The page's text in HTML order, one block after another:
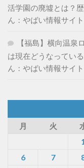
活学園の廃墟とは？
ん：やばい情報サイト
【福島】横向温泉
は現在どうなってい
ん：やばい情報サイト
月
火
6
7